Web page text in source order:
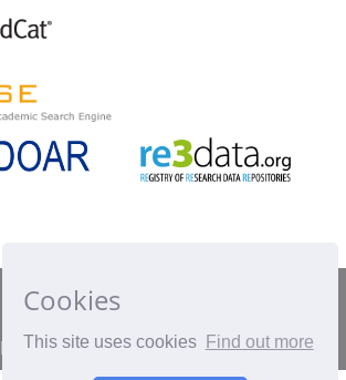
Cookies
This site uses cookies Find out more
Imprint |
DSpace-CRIS